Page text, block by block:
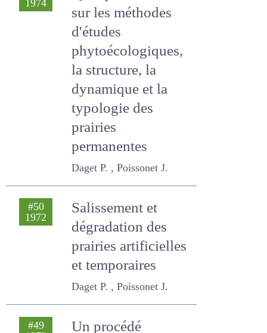
#59
Quelques résultats
sur les méthodes
d'études
phytoécologiques,
la structure, la
dynamique et la
typologie des
prairies
permanentes
Daget P. , Poissonet J.
#50
Salissement et
dégradation des
prairies artificielles
et temporaires
Daget P. , Poissonet J.